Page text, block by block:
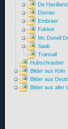
De Havilland
Dornier
Embraer
Fokker
Mc Donell
Saab
Transall
Hubschrauber
Bilder aus Köln
Bilder aus
Bilder aus aller